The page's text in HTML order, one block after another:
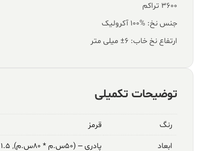
۳۶۰۰ تراکم
جنس نخ: %100 آکرولیک
ارتفاع نخ خاب: ۶± میلی متر
توضیحات تکمیلی
رنگ
قرمز
ابعاد
پادری – (۵۰س.م * ۸۰س.م) , ۱.۵ متری – (۱م * ۱.۵م)